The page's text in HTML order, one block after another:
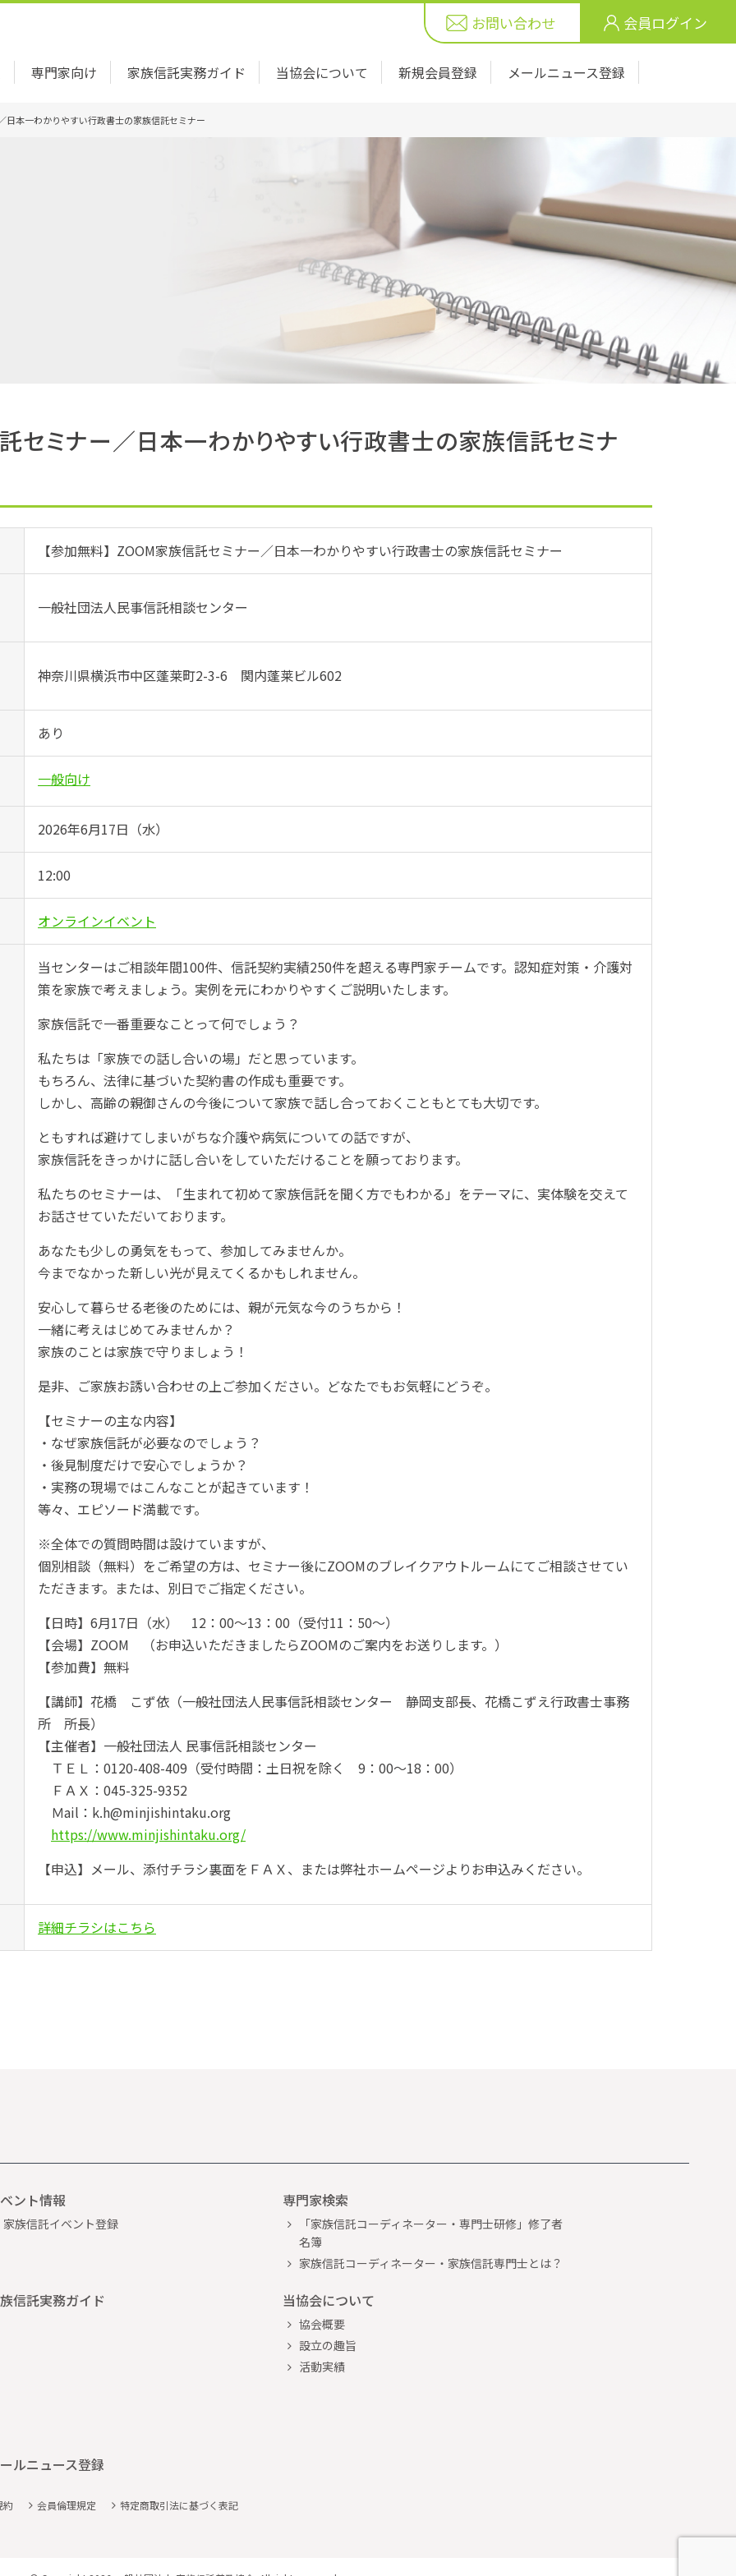
お問い合わせ 会員ログイン
専門家向け 家族信託実務ガイド 当協会について 新規会員登録 メールニュース登録
本一わかりやすい行政書士の家族信託セミナー
セミナー／日本一わかりやすい行政書士の家族信託セミナ
【参加無料】ZOOM家族信託セミナー／日本一わかりやすい行政書士の家族信託セミナー
一般社団法人民事信託相談センター
神奈川県横浜市中区蓬莱町2-3-6 関内蓬莱ビル602
あり
一般向け
2026年6月17日（水）
12:00
オンラインイベント
当センターはご相談年間100件、信託契約実績250件を超える専門家チームです。認知症対策・介護対
策を家族で考えましょう。実例を元にわかりやすくご説明いたします。
家族信託で一番重要なことって何でしょう？
私たちは「家族での話し合いの場」だと思っています。
もちろん、法律に基づいた契約書の作成も重要です。
しかし、高齢の親御さんの今後について家族で話し合っておくこともとても大切です。
ともすれば避けてしまいがちな介護や病気についての話ですが、
家族信託をきっかけに話し合いをしていただけることを願っております。
私たちのセミナーは、「生まれて初めて家族信託を聞く方でもわかる」をテーマに、実体験を交えて
お話させていただいております。
あなたも少しの勇気をもって、参加してみませんか。
今までなかった新しい光が見えてくるかもしれません。
安心して暮らせる老後のためには、親が元気な今のうちから！
一緒に考えはじめてみませんか？
家族のことは家族で守りましょう！
是非、ご家族お誘い合わせの上ご参加ください。どなたでもお気軽にどうぞ。
【セミナーの主な内容】
・なぜ家族信託が必要なのでしょう？
・後見制度だけで安心でしょうか？
・実務の現場ではこんなことが起きています！
等々、エピソード満載です。
※全体での質問時間は設けていますが、
個別相談（無料）をご希望の方は、セミナー後にZOOMのブレイクアウトルームにてご相談させてい
ただきます。または、別日でご指定ください。
【日時】6月17日（水） 12：00～13：00（受付11：50～）
【会場】ZOOM （お申込いただきましたらZOOMのご案内をお送りします。）
【参加費】無料
【講師】花橋 こず依（一般社団法人民事信託相談センター 静岡支部長、花橋こずえ行政書士事務
所 所長）
【主催者】一般社団法人 民事信託相談センター
ＴＥＬ：0120-408-409（受付時間：土日祝を除く 9：00～18：00）
ＦＡＸ：045-325-9352
Ｍail：k.h@minjishintaku.org
https://www.minjishintaku.org/
【申込】メール、添付チラシ裏面をＦＡＸ、または弊社ホームページよりお申込みください。
詳細チラシはこちら
ント情報
家族信託イベント登録
専門家検索
「家族信託コーディネーター・専門士研修」修了者
名簿
家族信託コーディネーター・家族信託専門士とは？
信託実務ガイド 当協会について
協会概要
設立の趣旨
活動実績
ルニュース登録
約 会員倫理規定 特定商取引法に基づく表記